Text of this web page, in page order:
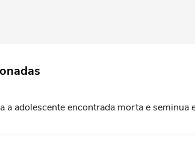
a adolescente encontrada morta e seminua